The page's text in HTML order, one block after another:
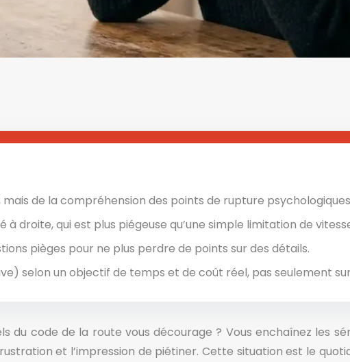
de la compréhension des points de rupture psychologiques
qui est plus piégeuse qu’une simple limitation de
pièges pour ne plus perdre de points sur des détails.
selon un objectif de temps et de coût réel, pas seulement
du code de la route vous décourage ? Vous enchaînez les
et l’impression de piétiner. Cette situation est le